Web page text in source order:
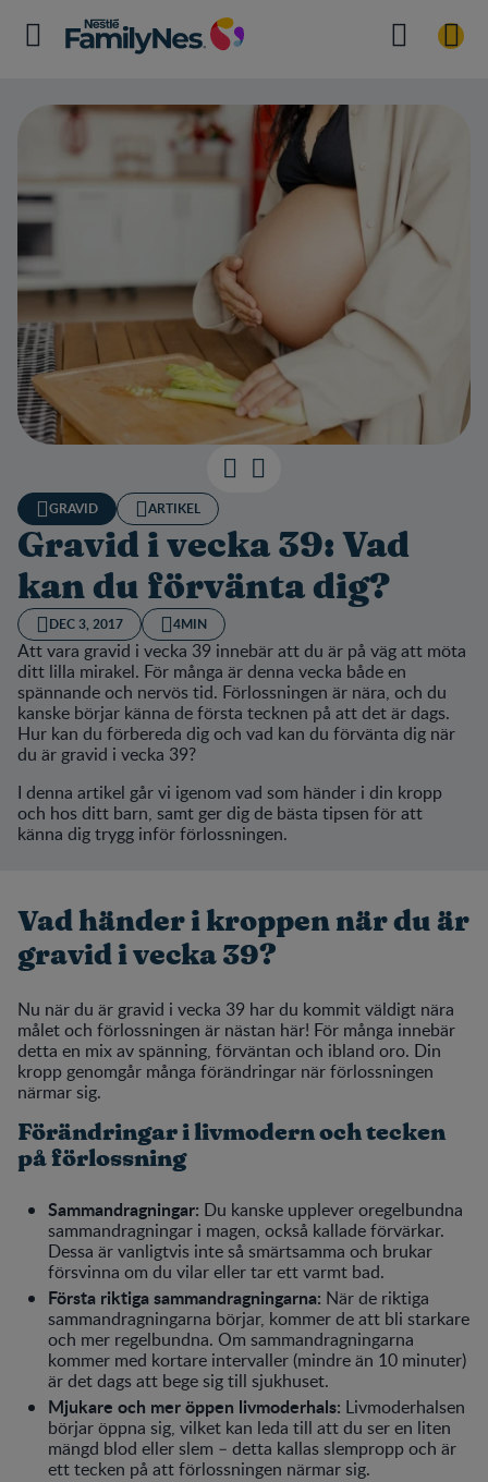
GRAVID ARTIKEL
Gravid i vecka 39: Vad
kan du förvänta dig?
DEC 3, 2017 4MIN
Att vara gravid i vecka 39 innebär att du är på väg att möta
ditt lilla mirakel. För många är denna vecka både en
spännande och nervös tid. Förlossningen är nära, och du
kanske börjar känna de första tecknen på att det är dags.
Hur kan du förbereda dig och vad kan du förvänta dig när
du är gravid i vecka 39?
I denna artikel går vi igenom vad som händer i din kropp
och hos ditt barn, samt ger dig de bästa tipsen för att
känna dig trygg inför förlossningen.
Vad händer i kroppen när du är
gravid i vecka 39?
Nu när du är gravid i vecka 39 har du kommit väldigt nära
målet och förlossningen är nästan här! För många innebär
detta en mix av spänning, förväntan och ibland oro. Din
kropp genomgår många förändringar när förlossningen
närmar sig.
Förändringar i livmodern och tecken
på förlossning
Sammandragningar: Du kanske upplever oregelbundna
sammandragningar i magen, också kallade förvärkar.
Dessa är vanligtvis inte så smärtsamma och brukar
försvinna om du vilar eller tar ett varmt bad.
Första riktiga sammandragningarna: När de riktiga
sammandragningarna börjar, kommer de att bli starkare
och mer regelbundna. Om sammandragningarna
kommer med kortare intervaller (mindre än 10 minuter)
är det dags att bege sig till sjukhuset.
Mjukare och mer öppen livmoderhals: Livmoderhalsen
börjar öppna sig, vilket kan leda till att du ser en liten
mängd blod eller slem – detta kallas slempropp och är
ett tecken på att förlossningen närmar sig.